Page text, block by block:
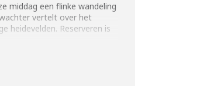
middag een flinke wandeling
vertelt over het
heidevelden. Reserveren is
vertoon van een geldige